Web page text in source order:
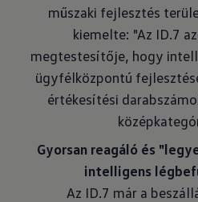
műszaki fejlesztés
kiemelte: "Az ID.7
megtestesítője, hogy
ügyfélközpontú
értékesítési
Gyorsan reagáló és
intelligens
Az ID.7 már a